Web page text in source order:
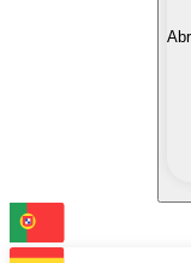
Compre as
Converta
Troque uma